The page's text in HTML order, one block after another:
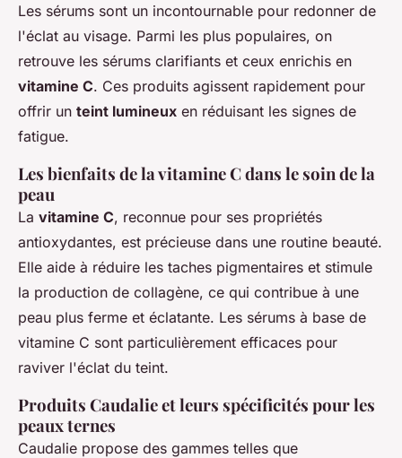
Les sérums sont un incontournable pour redonner de
l'éclat au visage. Parmi les plus populaires, on
retrouve les sérums clarifiants et ceux enrichis en
vitamine C. Ces produits agissent rapidement pour
offrir un teint lumineux en réduisant les signes de
fatigue.
Les bienfaits de la vitamine C dans le soin de la
peau
La vitamine C, reconnue pour ses propriétés
antioxydantes, est précieuse dans une routine beauté.
Elle aide à réduire les taches pigmentaires et stimule
la production de collagène, ce qui contribue à une
peau plus ferme et éclatante. Les sérums à base de
vitamine C sont particulièrement efficaces pour
raviver l'éclat du teint.
Produits Caudalie et leurs spécificités pour les
peaux ternes
Caudalie propose des gammes telles que